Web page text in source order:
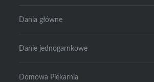
Dania główne
Danie jednogarnkowe
Domowa Piekarnia